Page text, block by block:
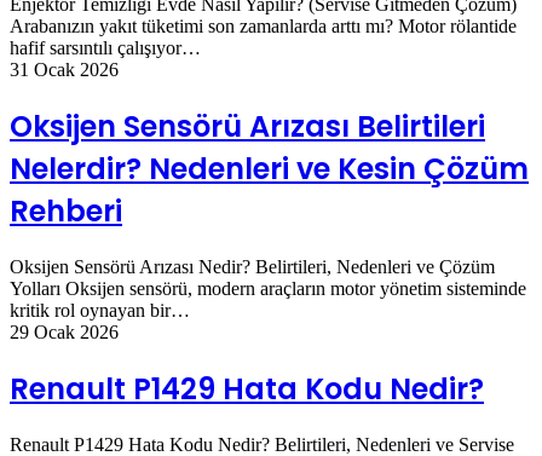
Enjektör Temizliği Evde Nasıl Yapılır? (Servise Gitmeden Çözüm)
Arabanızın yakıt tüketimi son zamanlarda arttı mı? Motor rölantide
hafif sarsıntılı çalışıyor…
31 Ocak 2026
Oksijen Sensörü Arızası Belirtileri
Nelerdir? Nedenleri ve Kesin Çözüm
Rehberi
Oksijen Sensörü Arızası Nedir? Belirtileri, Nedenleri ve Çözüm
Yolları Oksijen sensörü, modern araçların motor yönetim sisteminde
kritik rol oynayan bir…
29 Ocak 2026
Renault P1429 Hata Kodu Nedir?
Renault P1429 Hata Kodu Nedir? Belirtileri, Nedenleri ve Servise